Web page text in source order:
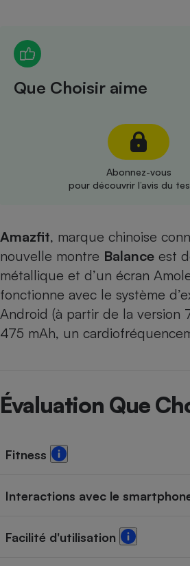
Que Choisir aime
Abonnez-vous
pour découvrir l’avis du
Amazfit, marque chinoise
nouvelle montre Balance est
métallique et d’un écran
fonctionne avec le système
Android (à partir de la version
475 mAh, un
Évaluation Que
Fitness
Interactions avec le
Facilité d'utilisation